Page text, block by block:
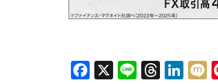
Facebook
X Line